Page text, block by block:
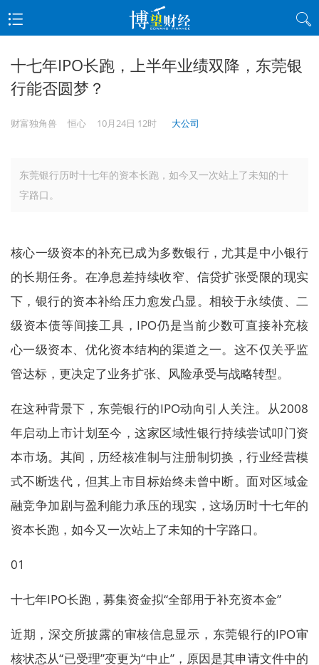
十七年IPO长跑，上半年业绩双降，东莞银
行能否圆梦？
财富独角兽 恒心 10月24日 12时 大公司
东莞银行历时十七年的资本长跑，如今又一次站上了未知的十
字路口。
核心一级资本的补充已成为多数银行，尤其是中小银行
的长期任务。在净息差持续收窄、信贷扩张受限的现实
下，银行的资本补给压力愈发凸显。相较于永续债、二
级资本债等间接工具，IPO仍是当前少数可直接补充核
心一级资本、优化资本结构的渠道之一。这不仅关乎监
管达标，更决定了业务扩张、风险承受与战略转型。
在这种背景下，东莞银行的IPO动向引人关注。从2008
年启动上市计划至今，这家区域性银行持续尝试叩门资
本市场。其间，历经核准制与注册制切换，行业经营模
式不断迭代，但其上市目标始终未曾中断。面对区域金
融竞争加剧与盈利能力承压的现实，这场历时十七年的
资本长跑，如今又一次站上了未知的十字路口。
01
十七年IPO长跑，募集资金拟“全部用于补充资本金”
近期，深交所披露的审核信息显示，东莞银行的IPO审
核状态从“已受理”变更为“中止”，原因是其申请文件中的